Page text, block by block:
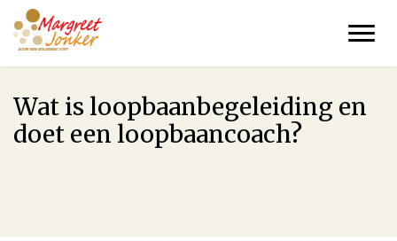
Over Margreet
Gratis e-book
Wat is loopbaanbegeleiding en
doet een loopbaancoach?